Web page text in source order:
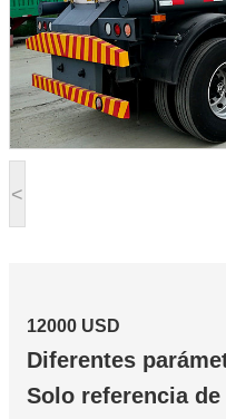
<
12000 USD
Diferentes
Solo referencia